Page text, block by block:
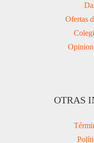
Ofertas
OTRAS